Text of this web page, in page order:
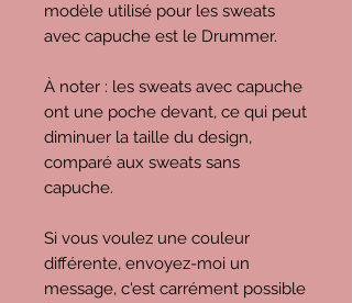
modèle utilisé pour les sweats
avec capuche est le Drummer.
À noter : les sweats avec capuche
ont une poche devant, ce qui peut
diminuer la taille du design,
comparé aux sweats sans
capuche.
Si vous voulez une couleur
différente, envoyez-moi un
message, c'est carrément possible